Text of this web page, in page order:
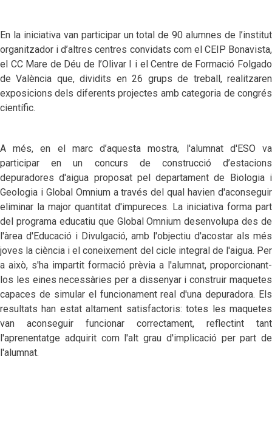
En la iniciativa van participar un total de 90 alumnes de l’institut
organitzador i d’altres centres convidats com el CEIP Bonavista,
el CC Mare de Déu de l’Olivar I i el Centre de Formació Folgado
de València que, dividits en 26 grups de treball, realitzaren
exposicions dels diferents projectes amb categoria de congrés
científic.
A més, en el marc d’aquesta mostra, l'alumnat d'ESO va
participar en un concurs de construcció d’estacions
depuradores d'aigua proposat pel departament de Biologia i
Geologia i Global Omnium a través del qual havien d'aconseguir
eliminar la major quantitat d'impureces. La iniciativa forma part
del programa educatiu que Global Omnium desenvolupa des de
l'àrea d'Educació i Divulgació, amb l'objectiu d'acostar als més
joves la ciència i el coneixement del cicle integral de l'aigua. Per
a això, s'ha impartit formació prèvia a l'alumnat, proporcionant-
los les eines necessàries per a dissenyar i construir maquetes
capaces de simular el funcionament real d'una depuradora. Els
resultats han estat altament satisfactoris: totes les maquetes
van aconseguir funcionar correctament, reflectint tant
l'aprenentatge adquirit com l'alt grau d'implicació per part de
l'alumnat.